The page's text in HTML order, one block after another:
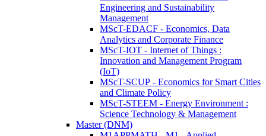
Engineering and Sustainability
Management
MScT-EDACF - Economics, Data
Analytics and Corporate Finance
MScT-IOT - Internet of Things :
Innovation and Management Program
(IoT)
MScT-SCUP - Economics for Smart Cities
and Climate Policy
MScT-STEEM - Energy Environment :
Science Technology & Management
Master (DNM)